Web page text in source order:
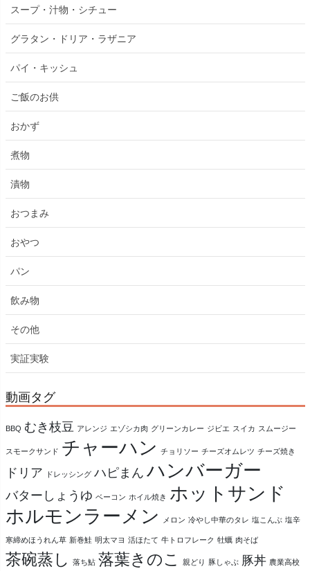
スープ・汁物・シチュー
グラタン・ドリア・ラザニア
パイ・キッシュ
ご飯のお供
おかず
煮物
漬物
おつまみ
おやつ
パン
飲み物
その他
実証実験
動画タグ
BBQ むき枝豆 アレンジ エゾシカ肉 グリーンカレー ジビエ スイカ スムージー
スモークサンド チャーハン チョリソー チーズオムレツ チーズ焼き
ドリア ドレッシング ハピまん ハンバーガー
バターしょうゆ ベーコン ホイル焼き ホットサンド
ホルモンラーメン
メロン 冷やし中華のタレ 塩こんぶ 塩辛
寒締めほうれん草 新巻鮭 明太マヨ 活ほたて 牛トロフレーク 牡蠣 肉そば
茶碗蒸し 落ち鮎 落葉きのこ 親どり 豚しゃぶ 豚丼 農業高校